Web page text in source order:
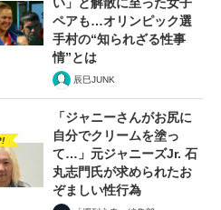
ペアも…オリンピック選
手村の“知られざる性事
情”とは
辰巳JUNK
「ジャニーさんがお尻に
自分でクリームを塗っ
て…」元ジャニーズJr. 石
丸志門氏が求められたお
ぞましい性行為